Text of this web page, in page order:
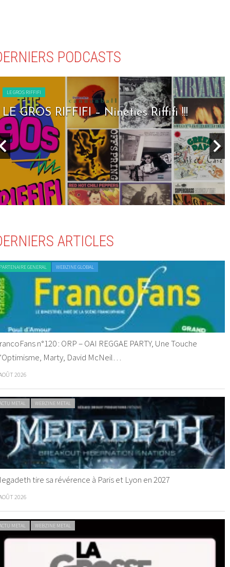
PODCASTS
LE GROS RIFFIFI
LE GROS RIFFIFI – Nineties Riffifi !!!
ARTICLES
GENERAL WEBZINE GLOBAL
n°120 : ORP – OAI REGGAE PARTY, Une Touche
Marty, David McNeil…
2026
METAL WEBZINE METAL
tire sa révérence à Paris et Lyon en 2027
2026
METAL WEBZINE METAL